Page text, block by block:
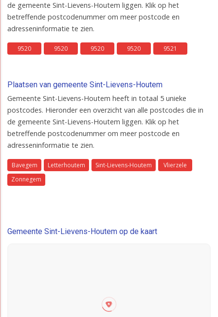
de gemeente Sint-Lievens-Houtem liggen. Klik op het
betreffende postcodenummer om meer postcode en
adresseninformatie te zien.
9520 9520 9520 9520 9521
Plaatsen van gemeente Sint-Lievens-Houtem
Gemeente Sint-Lievens-Houtem heeft in totaal 5 unieke
postcodes. Hieronder een overzicht van alle postcodes die in
de gemeente Sint-Lievens-Houtem liggen. Klik op het
betreffende postcodenummer om meer postcode en
adresseninformatie te zien.
Bavegem Letterhoutem Sint-Lievens-Houtem
Vlierzele
Zonnegem
Gemeente Sint-Lievens-Houtem op de kaart